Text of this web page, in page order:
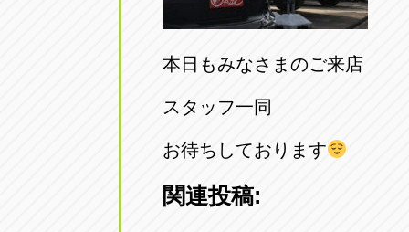
本日もみなさまのご来店
スタッフ一同
お待ちしております
関連投稿: